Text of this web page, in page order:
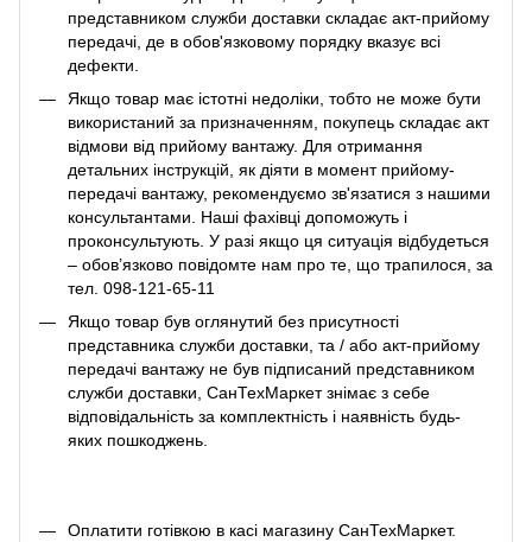
представником служби доставки складає акт-прийому
передачі, де в обов'язковому порядку вказує всі
дефекти.
Якщо товар має істотні недоліки, тобто не може бути
використаний за призначенням, покупець складає акт
відмови від прийому вантажу. Для отримання
детальних інструкцій, як діяти в момент прийому-
передачі вантажу, рекомендуємо зв'язатися з нашими
консультантами. Наші фахівці допоможуть і
проконсультують. У разі якщо ця ситуація відбудеться
– обов’язково повідомте нам про те, що трапилося, за
тел. 098-121-65-11
Якщо товар був оглянутий без присутності
представника служби доставки, та / або акт-прийому
передачі вантажу не був підписаний представником
служби доставки, СанТехМаркет знімає з себе
відповідальність за комплектність і наявність будь-
яких пошкоджень.
Оплатити готівкою в касі магазину СанТехМаркет.